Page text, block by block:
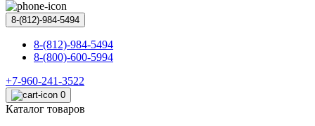
8-(812)-984-5494
8-(812)-984-5494
8-(800)-600-5994
+7-960-241-3522
0
Каталог товаров